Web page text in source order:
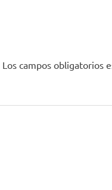
Los campos obligatorios